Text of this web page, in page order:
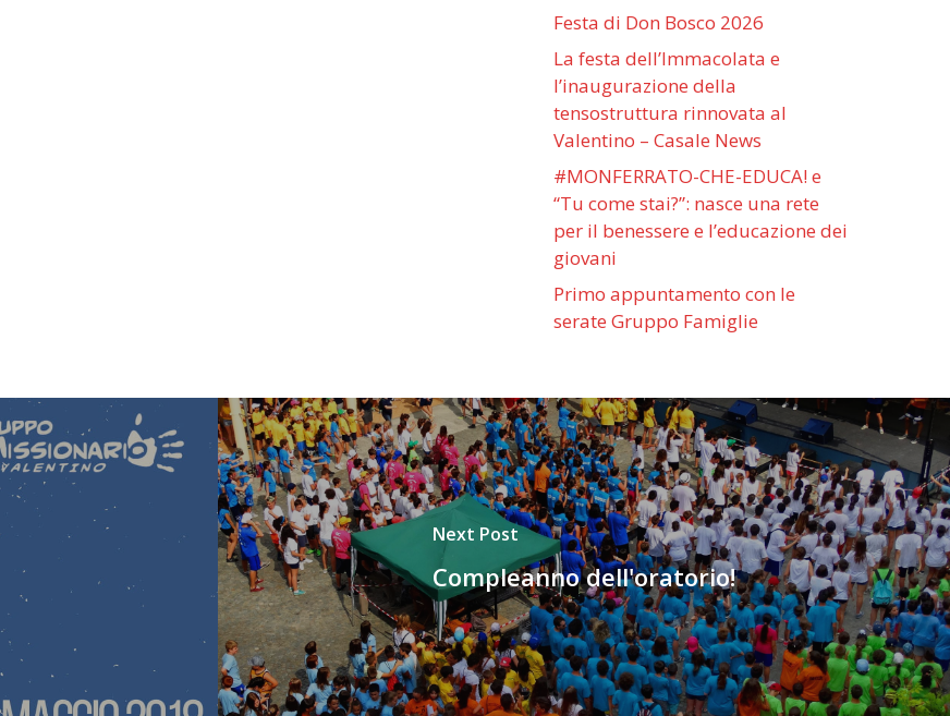
Festa di Don Bosco 2026
La festa dell’Immacolata e
l’inaugurazione della
tensostruttura rinnovata al
Valentino – Casale News
#MONFERRATO-CHE-EDUCA! e
“Tu come stai?”: nasce una rete
per il benessere e l’educazione dei
giovani
Primo appuntamento con le
serate Gruppo Famiglie
Next Post
Compleanno dell'oratorio!